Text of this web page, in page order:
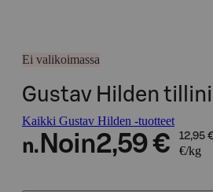
Ei valikoimassa
Gustav Hilden
Kaikki Gustav Hilden -tuotteet
n. Noin2,59 € 12,95
€/kg